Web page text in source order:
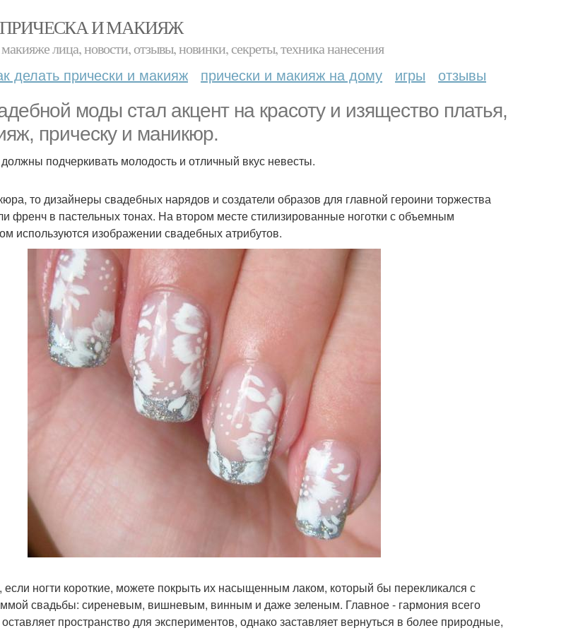
ПРИЧЕСКА И МАКИЯЖ
лица, новости, отзывы, новинки, секреты, техника нанесения
делать прически и макияж прически и макияж на дому игры отзывы
моды стал акцент на красоту и изящество платья,
прическу и маникюр.
подчеркивать молодость и отличный вкус невесты.
то дизайнеры свадебных нарядов и создатели образов для главной героини торжества
френч в пастельных тонах. На втором месте стилизированные ноготки с объемным
используются изображении свадебных атрибутов.
ногти короткие, можете покрыть их насыщенным лаком, который бы перекликался с
свадьбы: сиреневым, вишневым, винным и даже зеленым. Главное - гармония всего
пространство для экспериментов, однако заставляет вернуться в более природные,